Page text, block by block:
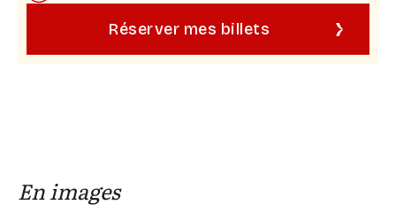
Béhar ou Yasmine Haller ou Garance Bocobza, Jean-
Réserver mes billets
En images